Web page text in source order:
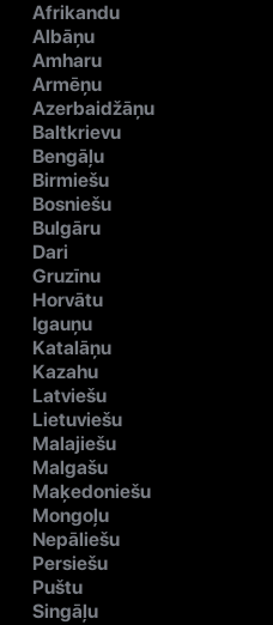
Afrikandu
Albāņu
Amharu
Armēņu
Azerbaidžāņu
Baltkrievu
Bengāļu
Birmiešu
Bosniešu
Bulgāru
Dari
Gruzīnu
Horvātu
Igauņu
Katalāņu
Kazahu
Latviešu
Lietuviešu
Malajiešu
Malgašu
Maķedoniešu
Mongoļu
Nepāliešu
Persiešu
Puštu
Singāļu